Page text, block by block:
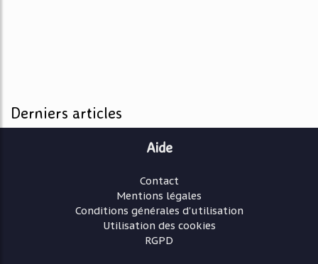
Derniers articles
Aide
Contact
Mentions légales
Conditions générales d'utilisation
Utilisation des cookies
RGPD